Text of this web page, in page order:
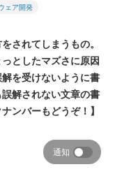
ェア開発
されてしまうもの。
としたマズさに原因
を受けないように書
解されない文章の書
ンバーもどうぞ！】
通知